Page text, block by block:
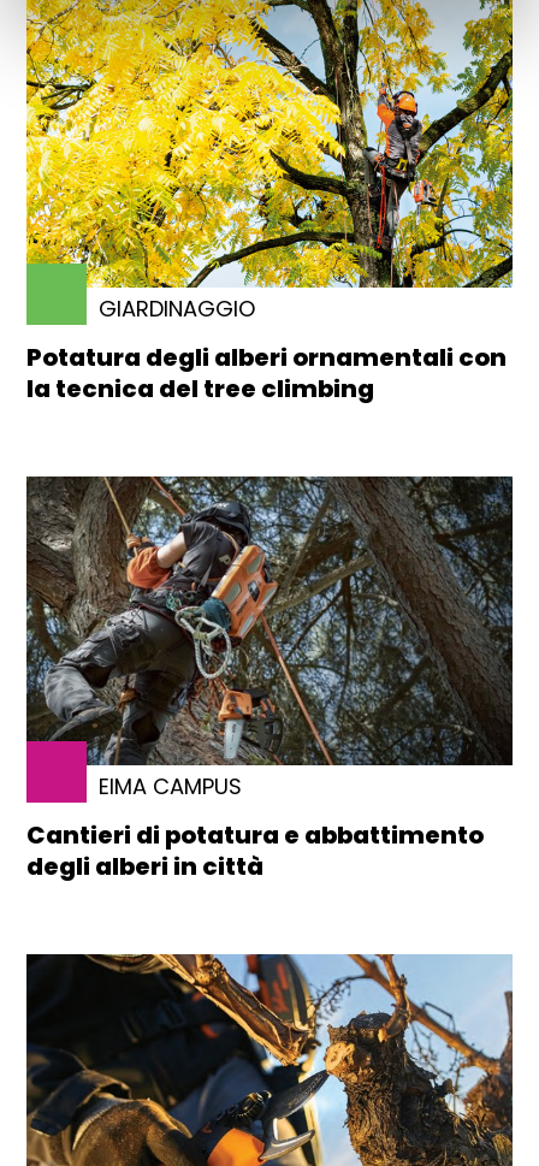
GIARDINAGGIO
Potatura degli alberi ornamentali con
la tecnica del tree climbing
EIMA CAMPUS
Cantieri di potatura e abbattimento
degli alberi in città